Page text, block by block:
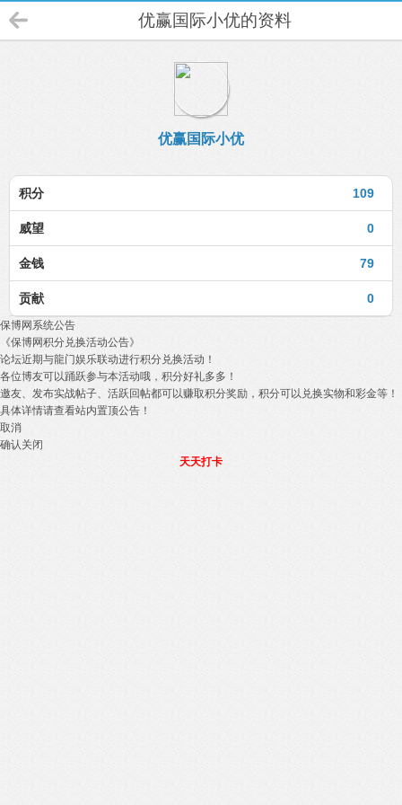
优赢国际小优的资料
优赢国际小优
109
积分
0
威望
79
金钱
0
贡献
保博网系统公告
《保博网积分兑换活动公告》
论坛近期与龍门娱乐联动进行积分兑换活动！
各位博友可以踊跃参与本活动哦，积分好礼多多！
邀友、发布实战帖子、活跃回帖都可以赚取积分奖励，积分可以兑换实物和彩金等！
具体详情请查看站内置顶公告！
取消
确认关闭
天天打卡